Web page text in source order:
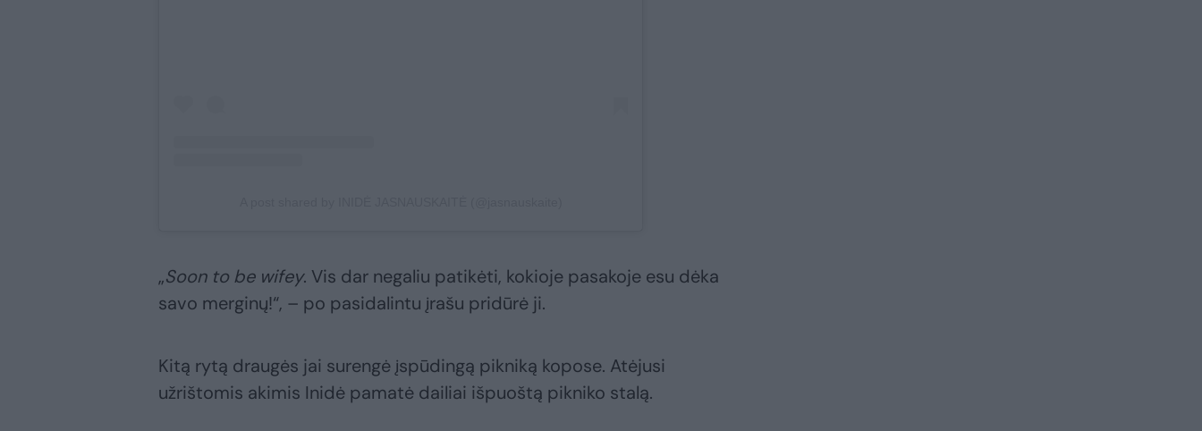
„Soon to be wifey. Vis dar negaliu patikėti, kokioje pasakoje esu dėka
savo merginų!“, – po pasidalintu įrašu pridūrė ji.
Kitą rytą draugės jai surengė įspūdingą pikniką kopose. Atėjusi
užrištomis akimis Inidė pamatė dailiai išpuoštą pikniko stalą.